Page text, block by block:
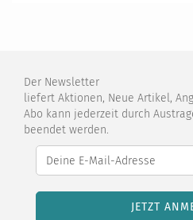
Der Newsletter
liefert Aktionen, Neue Artikel,
Abo kann jederzeit durch
beendet werden.